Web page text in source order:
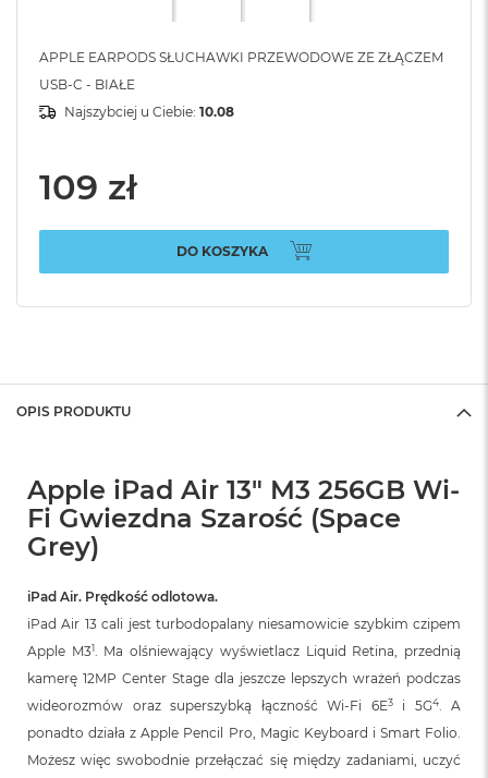
APPLE EARPODS SŁUCHAWKI PRZEWODOWE ZE ZŁĄCZEM
USB-C - BIAŁE
Najszybciej u Ciebie: 10.08
109 zł
DO KOSZYKA
OPIS PRODUKTU
Apple iPad Air 13" M3 256GB Wi-
Fi Gwiezdna Szarość (Space
Grey)
iPad Air. Prędkość odlotowa.
iPad Air 13 cali jest turbodopalany niesamowicie szybkim czipem
Apple M31. Ma olśniewający wyświetlacz Liquid Retina, przednią
kamerę 12MP Center Stage dla jeszcze lepszych wrażeń podczas
wideorozmów oraz superszybką łączność Wi‑Fi 6E3i 5G4. A
ponadto działa z Apple Pencil Pro, Magic Keyboard i Smart Folio.
Możesz więc swobodnie przełączać się między zadaniami, uczyć